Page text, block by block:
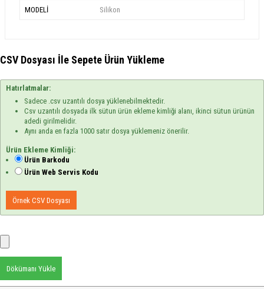
MODELİ Silikon
CSV Dosyası İle Sepete Ürün Yükleme
Hatırlatmalar:
Sadece .csv uzantılı dosya yüklenebilmektedir.
Csv uzantılı dosyada ilk sütun ürün ekleme kimliği alanı, ikinci sütun ürünün
adedi girilmelidir.
Aynı anda en fazla 1000 satır dosya yüklemeniz önerilir.
Ürün Ekleme Kimliği:
Ürün Barkodu
Ürün Web Servis Kodu
Örnek CSV Dosyası
Dökümanı Yükle